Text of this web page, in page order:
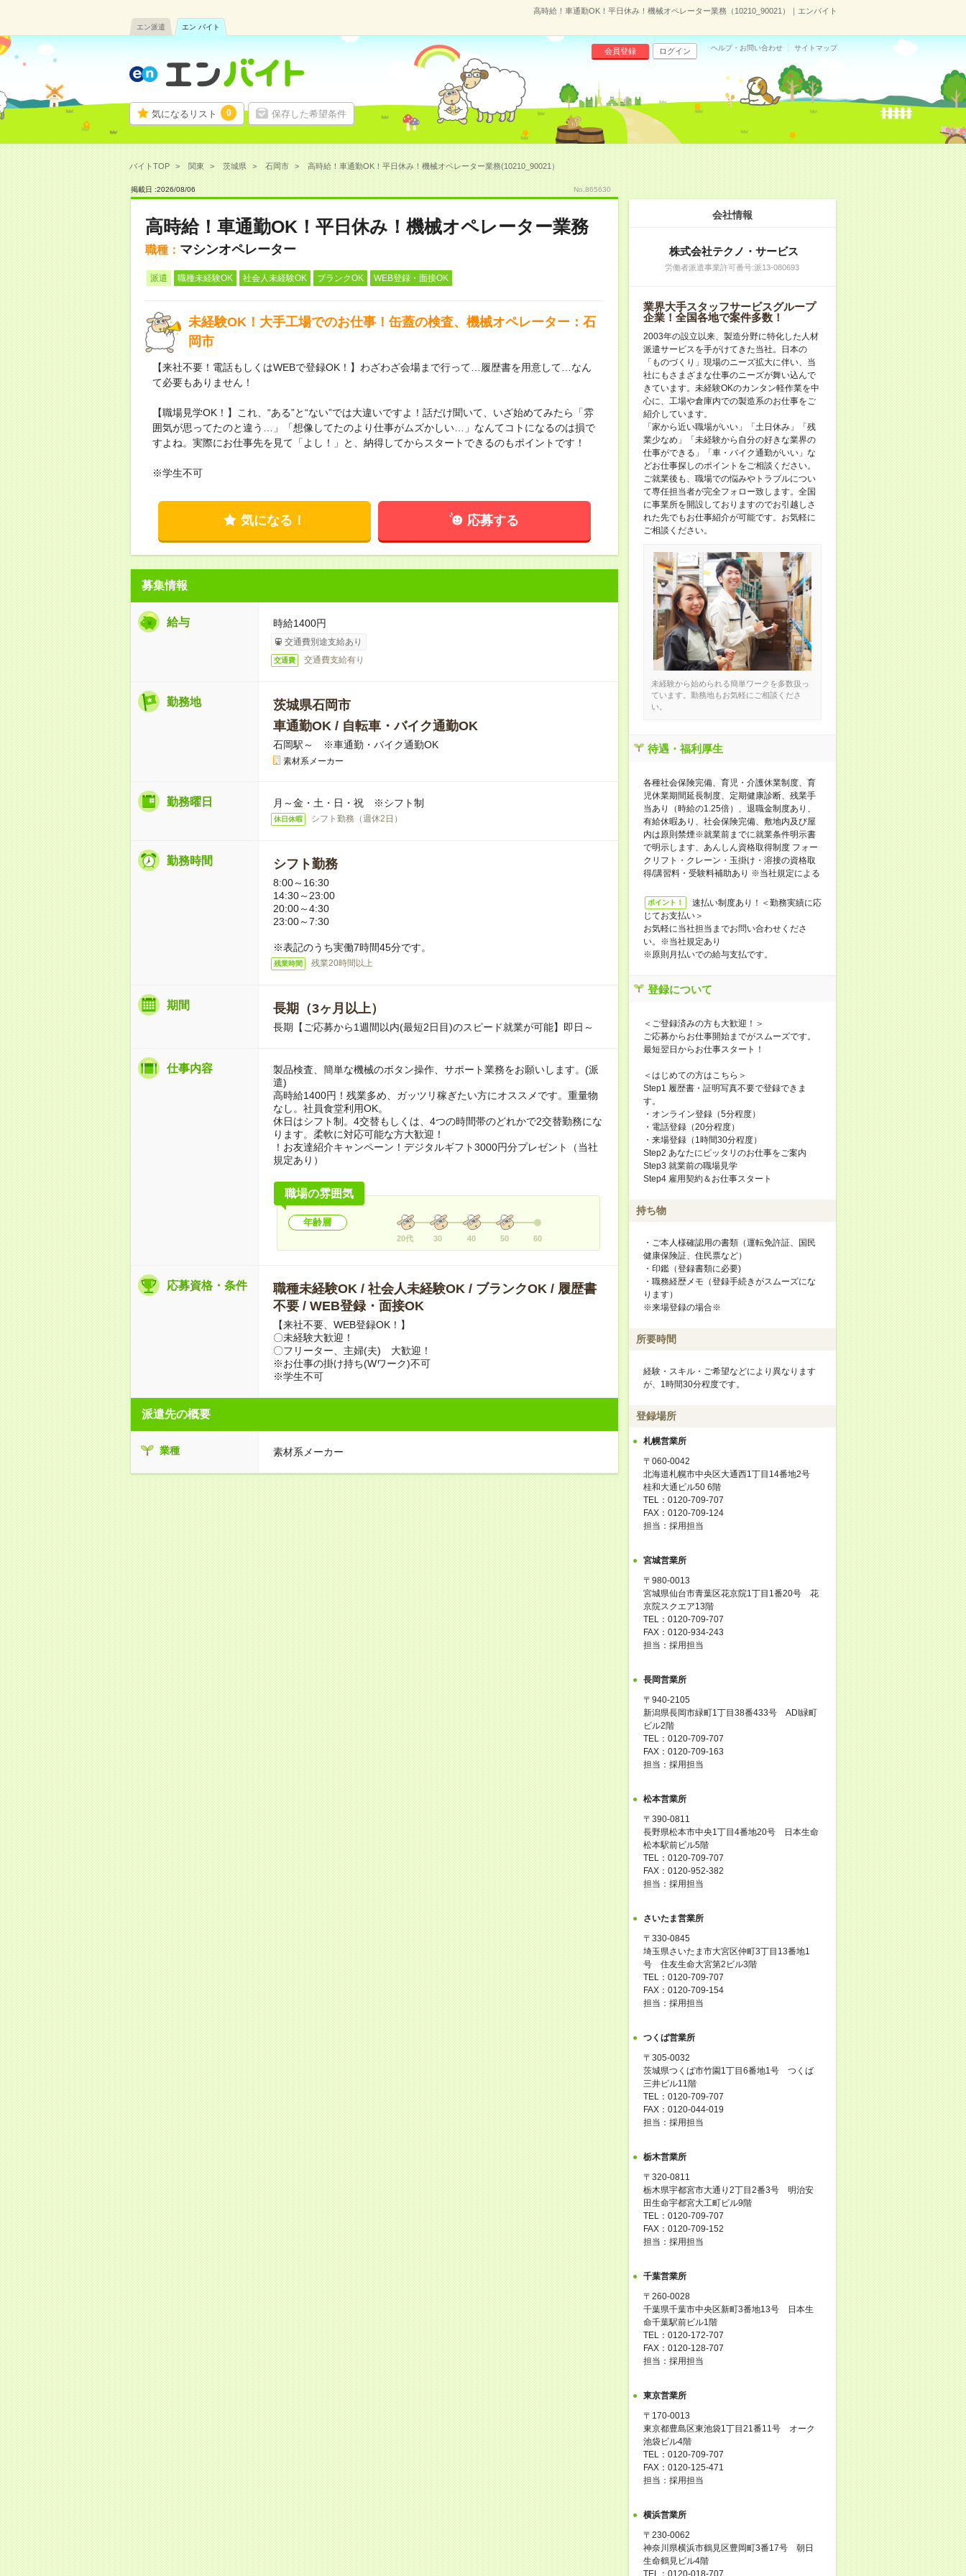
高時給！車通勤OK！平日休み！機械オペレーター業務（10210_90021）｜エンバイト
エン派遣 エン バイト
気になるリスト 0 保存した希望条件
会員登録 ログイン ヘルプ・お問い合わせ サイトマップ
バイトTOP 関東 茨城県 石岡市 高時給！車通勤OK！平日休み！機械オペレーター業務(10210_90021）
掲載日 :2026/08/06 No.865630
高時給！車通勤OK！平日休み！機械オペレーター業務
職種： マシンオペレーター
派遣 職種未経験OK 社会人未経験OK ブランクOK WEB登録・面接OK
未経験OK！大手工場でのお仕事！缶蓋の検査、機械オペレーター：石
岡市
【来社不要！電話もしくはWEBで登録OK！】わざわざ会場まで行って…履歴書を用意して…なん
て必要もありません！
【職場見学OK！】これ、“ある”と“ない”では大違いですよ！話だけ聞いて、いざ始めてみたら「雰
囲気が思ってたのと違う…」「想像してたのより仕事がムズかしい…」なんてコトになるのは損で
すよね。実際にお仕事先を見て「よし！」と、納得してからスタートできるのもポイントです！
※学生不可
気になる！ 応募する
募集情報
給与 時給1400円
交通費別途支給あり
交通費 交通費支給有り
勤務地
茨城県石岡市
車通勤OK / 自転車・バイク通勤OK
石岡駅～ ※車通勤・バイク通勤OK
素材系メーカー
勤務曜日 月～金・土・日・祝 ※シフト制
休日休暇 シフト勤務（週休2日）
勤務時間 シフト勤務
8:00～16:30
14:30～23:00
20:00～4:30
23:00～7:30
※表記のうち実働7時間45分です。
残業時間 残業20時間以上
期間 長期（3ヶ月以上）
長期【ご応募から1週間以内(最短2日目)のスピード就業が可能】即日～
仕事内容
製品検査、簡単な機械のボタン操作、サポート業務をお願いします。(派
遣)
高時給1400円！残業多め、ガッツリ稼ぎたい方にオススメです。重量物
なし。社員食堂利用OK。
休日はシフト制。4交替もしくは、4つの時間帯のどれかで2交替勤務にな
ります。柔軟に対応可能な方大歓迎！
！お友達紹介キャンペーン！デジタルギフト3000円分プレゼント（当社
規定あり）
職場の雰囲気
年齢層
20代 30 40 50 60
応募資格・条件
職種未経験OK / 社会人未経験OK / ブランクOK / 履歴書
不要 / WEB登録・面接OK
【来社不要、WEB登録OK！】
〇未経験大歓迎！
〇フリーター、主婦(夫) 大歓迎！
※お仕事の掛け持ち(Wワーク)不可
※学生不可
派遣先の概要
業種 素材系メーカー
会社情報
株式会社テクノ・サービス
労働者派遣事業許可番号:派13-080693
業界大手スタッフサービスグループ
企業！全国各地で案件多数！
2003年の設立以来、製造分野に特化した人材
派遣サービスを手がけてきた当社。日本の
「ものづくり」現場のニーズ拡大に伴い、当
社にもさまざまな仕事のニーズが舞い込んで
きています。未経験OKのカンタン軽作業を中
心に、工場や倉庫内での製造系のお仕事をご
紹介しています。
「家から近い職場がいい」「土日休み」「残
業少なめ」「未経験から自分の好きな業界の
仕事ができる」「車・バイク通勤がいい」な
どお仕事探しのポイントをご相談ください。
ご就業後も、職場での悩みやトラブルについ
て専任担当者が完全フォロー致します。全国
に事業所を開設しておりますのでお引越しさ
れた先でもお仕事紹介が可能です。お気軽に
ご相談ください。
未経験から始められる簡単ワークを多数扱っ
ています。勤務地もお気軽にご相談くださ
い。
待遇・福利厚生
各種社会保険完備、育児・介護休業制度、育
児休業期間延長制度、定期健康診断、残業手
当あり（時給の1.25倍）、退職金制度あり、
有給休暇あり、社会保険完備、敷地内及び屋
内は原則禁煙※就業前までに就業条件明示書
で明示します、あんしん資格取得制度 フォー
クリフト・クレーン・玉掛け・溶接の資格取
得/講習料・受験料補助あり ※当社規定による
ポイント！
速払い制度あり！＜勤務実績に応
じてお支払い＞
お気軽に当社担当までお問い合わせくださ
い。※当社規定あり
※原則月払いでの給与支払です。
登録について
＜ご登録済みの方も大歓迎！＞
ご応募からお仕事開始までがスムーズです。
最短翌日からお仕事スタート！
＜はじめての方はこちら＞
Step1 履歴書・証明写真不要で登録できま
す。
・オンライン登録（5分程度）
・電話登録（20分程度）
・来場登録（1時間30分程度）
Step2 あなたにピッタリのお仕事をご案内
Step3 就業前の職場見学
Step4 雇用契約＆お仕事スタート
持ち物
・ご本人様確認用の書類（運転免許証、国民
健康保険証、住民票など）
・印鑑（登録書類に必要)
・職務経歴メモ（登録手続きがスムーズにな
ります）
※来場登録の場合※
所要時間
経験・スキル・ご希望などにより異なります
が、1時間30分程度です。
登録場所
札幌営業所
〒060-0042
北海道札幌市中央区大通西1丁目14番地2号
桂和大通ビル50 6階
TEL：0120-709-707
FAX：0120-709-124
担当：採用担当
宮城営業所
〒980-0013
宮城県仙台市青葉区花京院1丁目1番20号 花
京院スクエア13階
TEL：0120-709-707
FAX：0120-934-243
担当：採用担当
長岡営業所
〒940-2105
新潟県長岡市緑町1丁目38番433号 ADI緑町
ビル2階
TEL：0120-709-707
FAX：0120-709-163
担当：採用担当
松本営業所
〒390-0811
長野県松本市中央1丁目4番地20号 日本生命
松本駅前ビル5階
TEL：0120-709-707
FAX：0120-952-382
担当：採用担当
さいたま営業所
〒330-0845
埼玉県さいたま市大宮区仲町3丁目13番地1
号 住友生命大宮第2ビル3階
TEL：0120-709-707
FAX：0120-709-154
担当：採用担当
つくば営業所
〒305-0032
茨城県つくば市竹園1丁目6番地1号 つくば
三井ビル11階
TEL：0120-709-707
FAX：0120-044-019
担当：採用担当
栃木営業所
〒320-0811
栃木県宇都宮市大通り2丁目2番3号 明治安
田生命宇都宮大工町ビル9階
TEL：0120-709-707
FAX：0120-709-152
担当：採用担当
千葉営業所
〒260-0028
千葉県千葉市中央区新町3番地13号 日本生
命千葉駅前ビル1階
TEL：0120-172-707
FAX：0120-128-707
担当：採用担当
東京営業所
〒170-0013
東京都豊島区東池袋1丁目21番11号 オーク
池袋ビル4階
TEL：0120-709-707
FAX：0120-125-471
担当：採用担当
横浜営業所
〒230-0062
神奈川県横浜市鶴見区豊岡町3番17号 朝日
生命鶴見ビル4階
TEL：0120-018-707